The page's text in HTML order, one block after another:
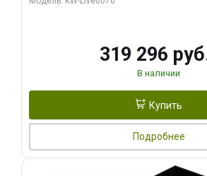
319 296
В наличии
Купить
Подробнее